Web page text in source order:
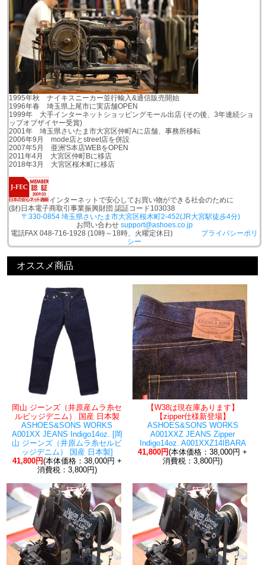
1995年秋 ナイキスニーカー並行輸入&通信販売開始
1996年春 埼玉県上尾市に実店舗OPEN
1999年 大手インターネットショッピングモール出店 (その後、3年連続ショ
ップオブザイヤー受賞)
2001年 埼玉県さいたま市大宮区仲町Aに店舗、事務所移転
2006年9月 mode店とstreet店を併設
2007年5月 亜洲'S本店WEBをOPEN
2011年4月 大宮区仲町Bに移店
2018年3月 大宮区桜木町に移店
インターネットで安心してお買い物ができる社会のために
(財)日本電子商取引事業振興財団 認証コード103038
〒330-0854 埼玉県さいたま市大宮区桜木町2-452(JR大宮駅徒歩4分)
お問い合わせ support@ashoes.co.jp
電話FAX 048-716-1928 (10時～18時、火曜定休日) プライバシーポリ
シー
オススメ商品
岡山 ジーンズ（井原産ムラ糸セ
ルビッジデニム） 国産 日本製
ASHOES&SONS WORKS
A001XX JEANS Indigo14oz. [岡
山 ジーンズ（井原ムラ糸セルビ
ッジデニム） 国産 日本製]
41,800円(本体価格：38,000円 +
消費税：3,800円)
【W38は現在庫あります】
【zipper仕様新登場】
ASHOES&SONS WORKS
A001XXZ JEANS Zipper
Indigo14oz. A001XXZ14IBARA
41,800円(本体価格：38,000円 +
消費税：3,800円)